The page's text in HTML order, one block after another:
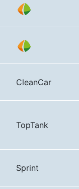
CleanCar
TopTank
Sprint